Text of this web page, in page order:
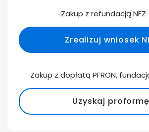
Zakup z refundacją NFZ
Zrealizuj wniosek
Zakup z dopłatą PFRON,
Uzyskaj proformę